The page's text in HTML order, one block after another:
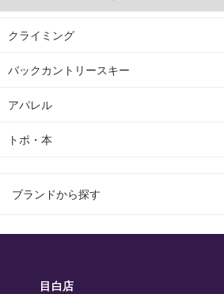
クライミング
バックカントリースキー
アパレル
トポ・本
ブランドから探す
目白店